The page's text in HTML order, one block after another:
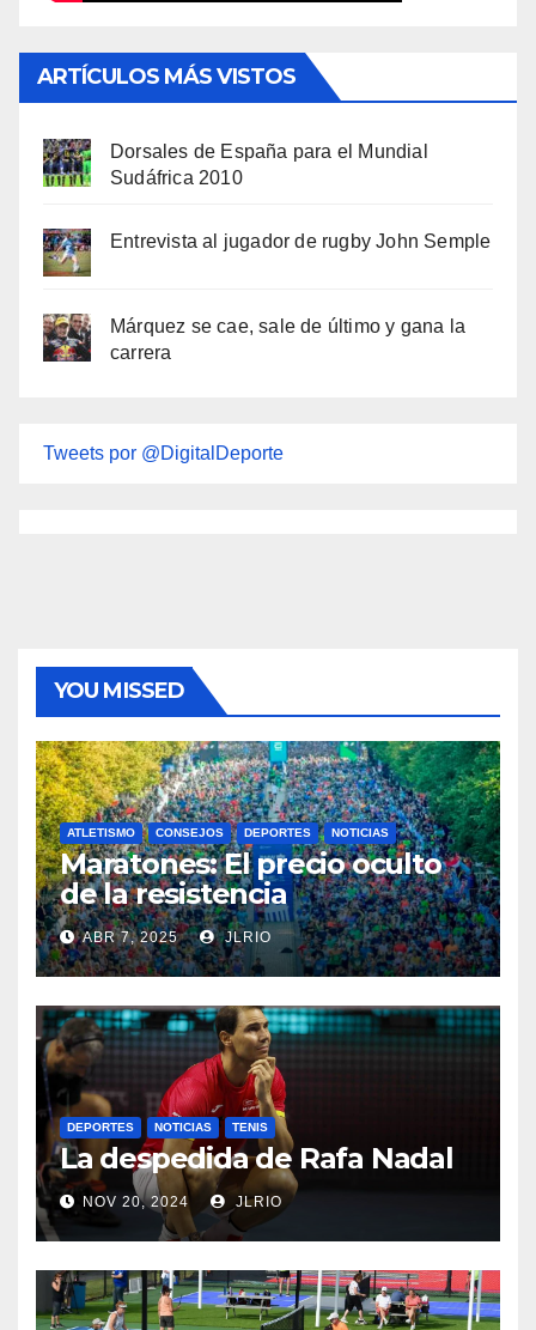
ARTÍCULOS MÁS VISTOS
Dorsales de España para el Mundial
Sudáfrica 2010
Entrevista al jugador de rugby John Semple
Márquez se cae, sale de último y gana la
carrera
Tweets por @DigitalDeporte
YOU MISSED
ATLETISMO CONSEJOS DEPORTES NOTICIAS
Maratones: El precio oculto
de la resistencia
ABR 7, 2025 JLRIO
DEPORTES NOTICIAS TENIS
La despedida de Rafa Nadal
NOV 20, 2024 JLRIO